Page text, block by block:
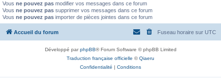
Vous ne pouvez pas modifier vos messages dans ce forum
Vous ne pouvez pas supprimer vos messages dans ce forum
Vous ne pouvez pas importer de pièces jointes dans ce forum
Accueil du forum Fuseau horaire sur UTC
Développé parphpBB® Forum Software © phpBB Limited
Traduction française officielle ©Qiaeru
Confidentialité | Conditions